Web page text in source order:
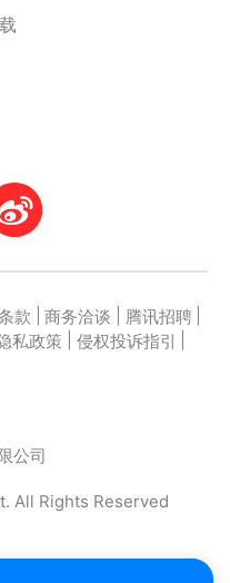
款 商务洽谈 腾讯招聘
私政策 侵权投诉指引
公司
All Rights Reserved